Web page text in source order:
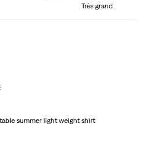
Très grand
summer light weight shirt